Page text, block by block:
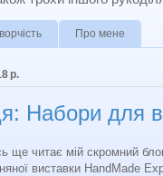
Про мене
р.
Набори для
ще читає мій скромний
виставки HandMade